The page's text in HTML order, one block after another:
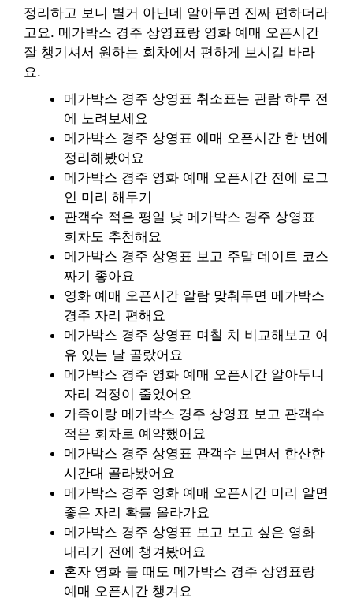
정리하고 보니 별거 아닌데 알아두면 진짜 편하더라
고요. 메가박스 경주 상영표랑 영화 예매 오픈시간
잘 챙기셔서 원하는 회차에서 편하게 보시길 바라
요.
메가박스 경주 상영표 취소표는 관람 하루 전
에 노려보세요
메가박스 경주 상영표 예매 오픈시간 한 번에
정리해봤어요
메가박스 경주 영화 예매 오픈시간 전에 로그
인 미리 해두기
관객수 적은 평일 낮 메가박스 경주 상영표
회차도 추천해요
메가박스 경주 상영표 보고 주말 데이트 코스
짜기 좋아요
영화 예매 오픈시간 알람 맞춰두면 메가박스
경주 자리 편해요
메가박스 경주 상영표 며칠 치 비교해보고 여
유 있는 날 골랐어요
메가박스 경주 영화 예매 오픈시간 알아두니
자리 걱정이 줄었어요
가족이랑 메가박스 경주 상영표 보고 관객수
적은 회차로 예약했어요
메가박스 경주 상영표 관객수 보면서 한산한
시간대 골라봤어요
메가박스 경주 영화 예매 오픈시간 미리 알면
좋은 자리 확률 올라가요
메가박스 경주 상영표 보고 보고 싶은 영화
내리기 전에 챙겨봤어요
혼자 영화 볼 때도 메가박스 경주 상영표랑
예매 오픈시간 챙겨요